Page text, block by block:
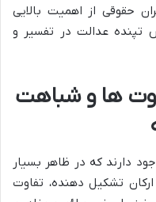
حقوقی از اهمیت بالایی
تپنده عدالت در تفسیر و
ها و شباهت
دارند که در ظاهر بسیار
تشکیل دهنده، تفاوت